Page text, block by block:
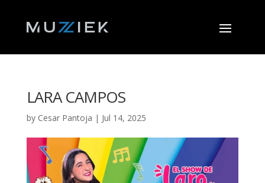
LARA CAMPOS
by Cesar Pantoja | Jul 14, 2025